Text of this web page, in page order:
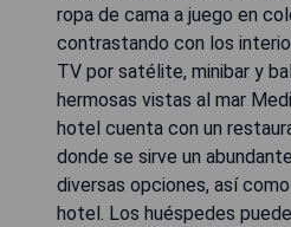
ropa de cama a juego en
contrastando con los
TV por satélite, minibar y
hermosas vistas al mar
hotel cuenta con un
donde se sirve un
diversas opciones, así
hotel. Los huéspedes